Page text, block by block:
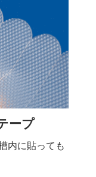
ープ
内に貼っても